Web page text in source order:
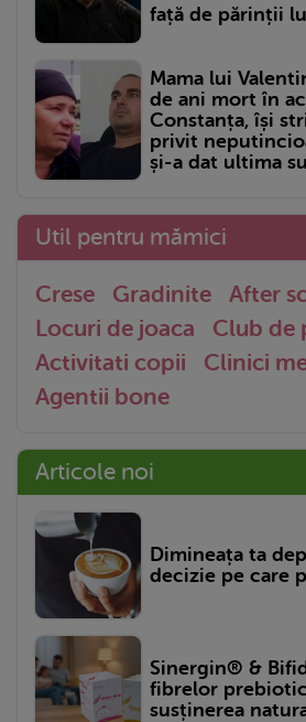
față de părinții
Mama lui
de ani mort în
Constanța, își
privit
și-a dat ultima
Util pentru mămici
Crese Gradinite After
Locuri de joaca
Club de
Activitati copii
Clinici
Agentii bone
Articole noi
Dimineața ta
decizie pe care
Sinergin® &
fibrelor
susținerea